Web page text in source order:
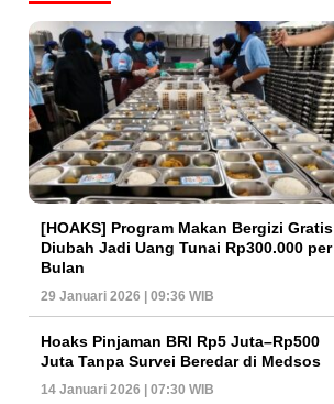
[HOAKS] Program Makan Bergizi Gratis
Diubah Jadi Uang Tunai Rp300.000 per
Bulan
29 Januari 2026 | 09:36 WIB
Hoaks Pinjaman BRI Rp5 Juta–Rp500
Juta Tanpa Survei Beredar di Medsos
14 Januari 2026 | 07:30 WIB